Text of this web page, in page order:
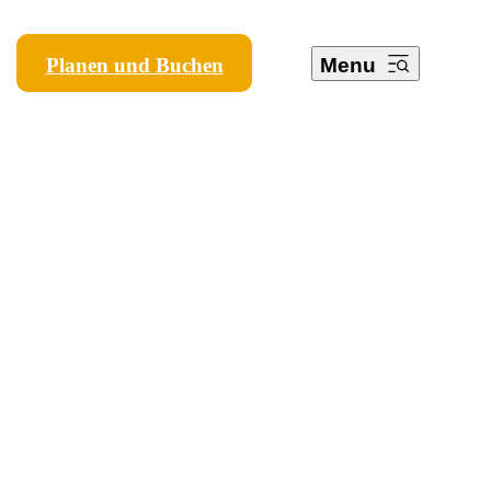
Planen und Buchen Menu